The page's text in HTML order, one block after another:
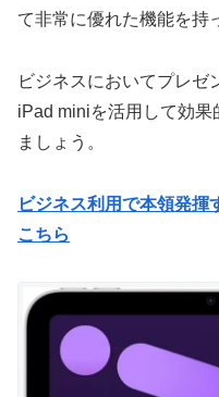
て非常に優れた機能を持
ビジネスにおいてプレゼ
iPad miniを活用して効
ましょう。
ビジネス利用で本領発
こちら